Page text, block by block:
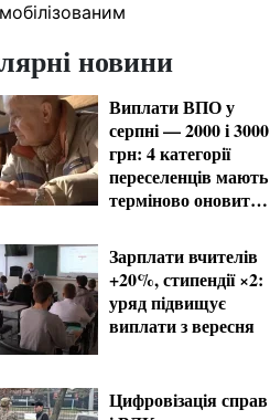
мобілізованим
новини
Виплати ВПО у
серпні — 2000 і 3000
грн: 4 категорії
переселенців мають
терміново оновити
Зарплати вчителів
+20%, стипендії ×2:
уряд підвищує
виплати з вересня
Цифровізація справ